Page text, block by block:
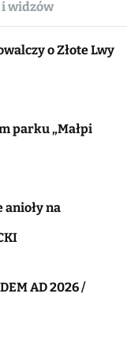
l
c
widzów
o Złote Lwy
parku „Małpi
AD 2026 /